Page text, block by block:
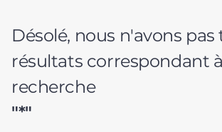
Désolé, nous n'avons
résultats correspondant
recherche
"*"